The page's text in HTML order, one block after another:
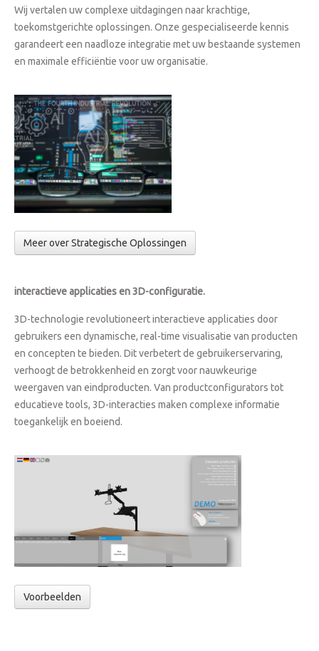
Wij vertalen uw complexe uitdagingen naar krachtige,
toekomstgerichte oplossingen. Onze gespecialiseerde kennis
garandeert een naadloze integratie met uw bestaande systemen
en maximale efficiëntie voor uw organisatie.
Meer over Strategische Oplossingen
interactieve applicaties en 3D-configuratie.
3D-technologie revolutioneert interactieve applicaties door
gebruikers een dynamische, real-time visualisatie van producten
en concepten te bieden. Dit verbetert de gebruikerservaring,
verhoogt de betrokkenheid en zorgt voor nauwkeurige
weergaven van eindproducten. Van productconfigurators tot
educatieve tools, 3D-interacties maken complexe informatie
toegankelijk en boeiend.
Voorbeelden